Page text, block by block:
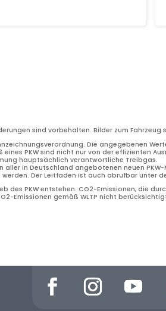
sind vorbehalten. Bilder zum
Die angegebenen
PKW sind nicht nur von der effizienten
hauptsächlich verantwortliche Treibgas.
in Deutschland angebotenen neuen
Der Leitfaden ist auch abrufbar unter
des PKW entstehen. CO2-Emissionen, die
Emissionen gemäß WLTP nicht